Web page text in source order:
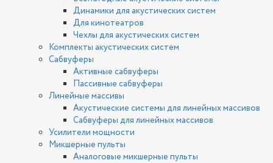
Динамики для акустических систем
Для кинотеатров
Чехлы для акустических систем
Комплекты акустических систем
Сабвуферы
Активные сабвуферы
Пассивные сабвуферы
Линейные массивы
Акустические системы для линейных массивов
Сабвуферы для линейных массивов
Усилители мощности
Микшерные пульты
Аналоговые микшерные пульты